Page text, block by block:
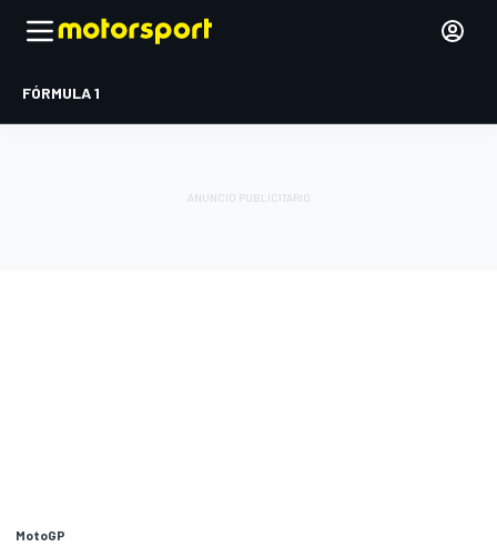
FÓRMULA 1
MotoGP